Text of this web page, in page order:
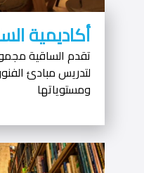
أكاديمية
تقدم الساقية
لتدريس مبادئ
ومستوياتها